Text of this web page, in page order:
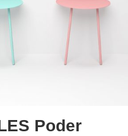
Poder